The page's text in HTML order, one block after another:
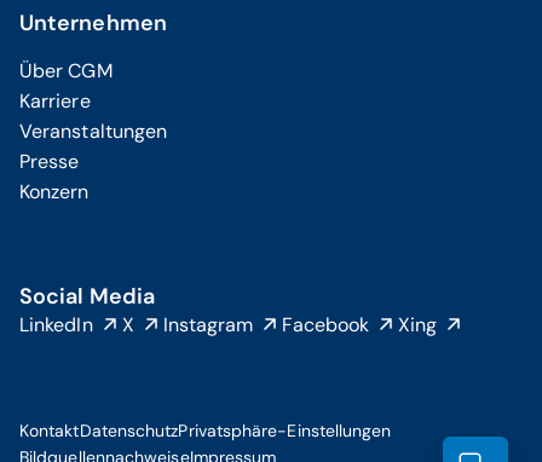
Unternehmen
Über CGM
Karriere
Veranstaltungen
Presse
Konzern
Social Media
LinkedIn X Instagram Facebook Xing
KontaktDatenschutzPrivatsphäre-Einstellungen
BildquellennachweiseImpressum